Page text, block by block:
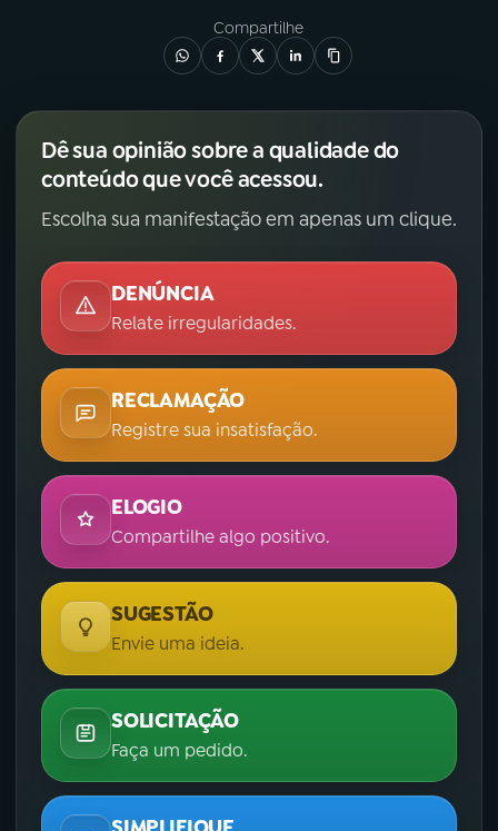
Compartilhe
Dê sua opinião sobre a qualidade do
conteúdo que você acessou.
Escolha sua manifestação em apenas um clique.
DENÚNCIA
Relate irregularidades.
RECLAMAÇÃO
Registre sua insatisfação.
ELOGIO
Compartilhe algo positivo.
SUGESTÃO
Envie uma ideia.
SOLICITAÇÃO
Faça um pedido.